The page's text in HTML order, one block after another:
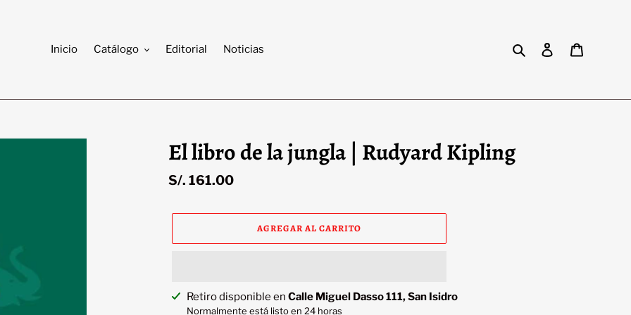
Inicio Catálogo Editorial Noticias Buscar Ingresar
El libro de la jungla | Rudyard Kipling
Precio
S/. 161.00
AGREGAR AL CARRITO
Agregando
Retiro disponible en Calle Miguel Dasso 111, San Isidro
Normalmente está listo en 24 horas